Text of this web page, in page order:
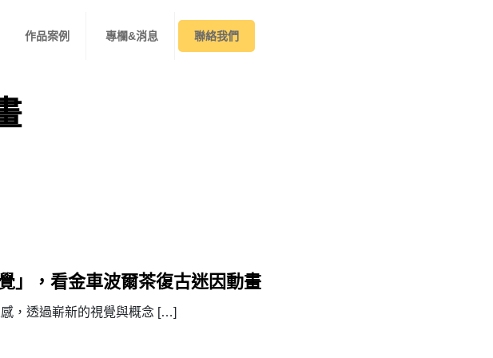
作品案例 專欄&消息 聯絡我們
」，看金車波爾茶復古迷因動畫
，透過嶄新的視覺與概念 […]